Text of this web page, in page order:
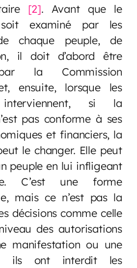
[2]. Avant que le
examiné par les
chaque peuple, de
il doit d’abord être
la Commission
ensuite, lorsque les
interviennent, si la
pas conforme à ses
et financiers, la
le changer. Elle peut
peuple en lui infligeant
C’est une forme
mais ce n’est pas la
décisions comme celle
des autorisations
manifestation ou une
ils ont interdit les